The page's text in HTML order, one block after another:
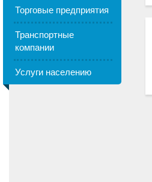
Торговые предприятия
Транспортные
компании
Услуги населению